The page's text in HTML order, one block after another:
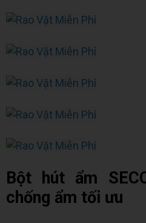
Bột hút ẩm
chống ẩm tối ưu